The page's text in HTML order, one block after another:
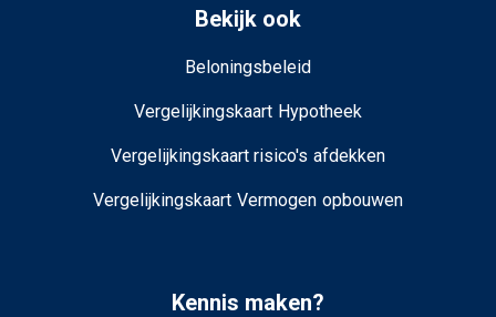
Bekijk ook
Beloningsbeleid
Vergelijkingskaart Hypotheek
Vergelijkingskaart risico's afdekken
Vergelijkingskaart Vermogen opbouwen
Kennis maken?